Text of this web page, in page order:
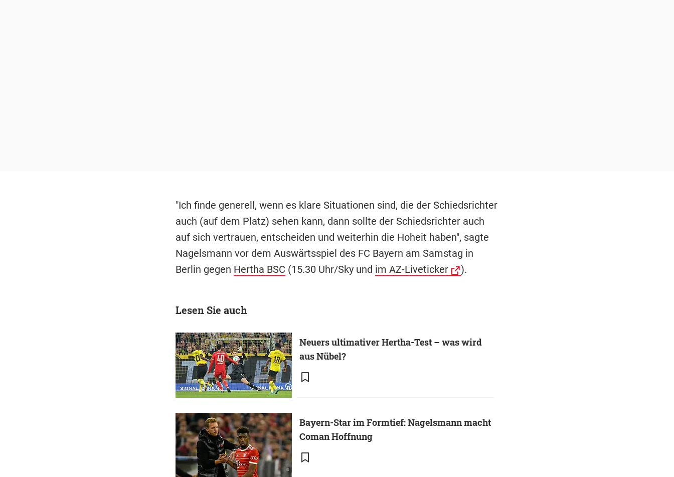
"Ich finde generell, wenn es klare Situationen sind, die der Schiedsrichter
auch (auf dem Platz) sehen kann, dann sollte der Schiedsrichter auch
auf sich vertrauen, entscheiden und weiterhin die Hoheit haben", sagte
Nagelsmann vor dem Auswärtsspiel des FC Bayern am Samstag in
Berlin gegen Hertha BSC (15.30 Uhr/Sky und im AZ-Liveticker ).
Lesen Sie auch
Neuers ultimativer Hertha-Test – was wird
aus Nübel?
Bayern-Star im Formtief: Nagelsmann macht
Coman Hoffnung